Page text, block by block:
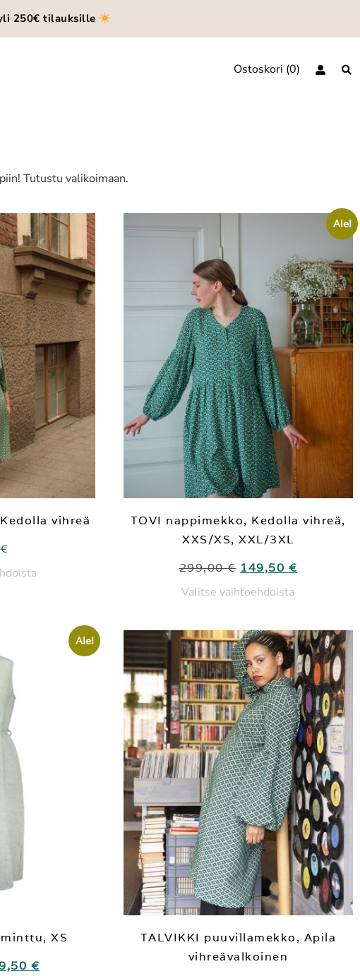
250€ tilauksille
Ostoskori 0
Tutustu valikoimaan.
vihreä
€
Ale!
TOVI nappimekko, Kedolla vihreä,
XXS/XS, XXL/3XL
299,00€ 149,50 €
Valitse vaihtoehdoista
Ale!
XS
€
TALVIKKI puuvillamekko, Apila
vihreävalkoinen